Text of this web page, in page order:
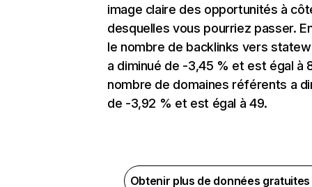
image claire des opportunités à
desquelles vous pourriez passer.
le nombre de backlinks vers
a diminué de -3,45 % et est égal à
nombre de domaines référents a
de -3,92 % et est égal à 49.
Obtenir plus de données